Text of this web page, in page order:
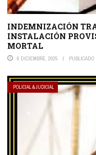
INDEMNIZACIÓN
INSTALACIÓN
MORTAL
6 DICIEMBRE, 2025 PUBLICADO
POLICIAL & JUDICIAL